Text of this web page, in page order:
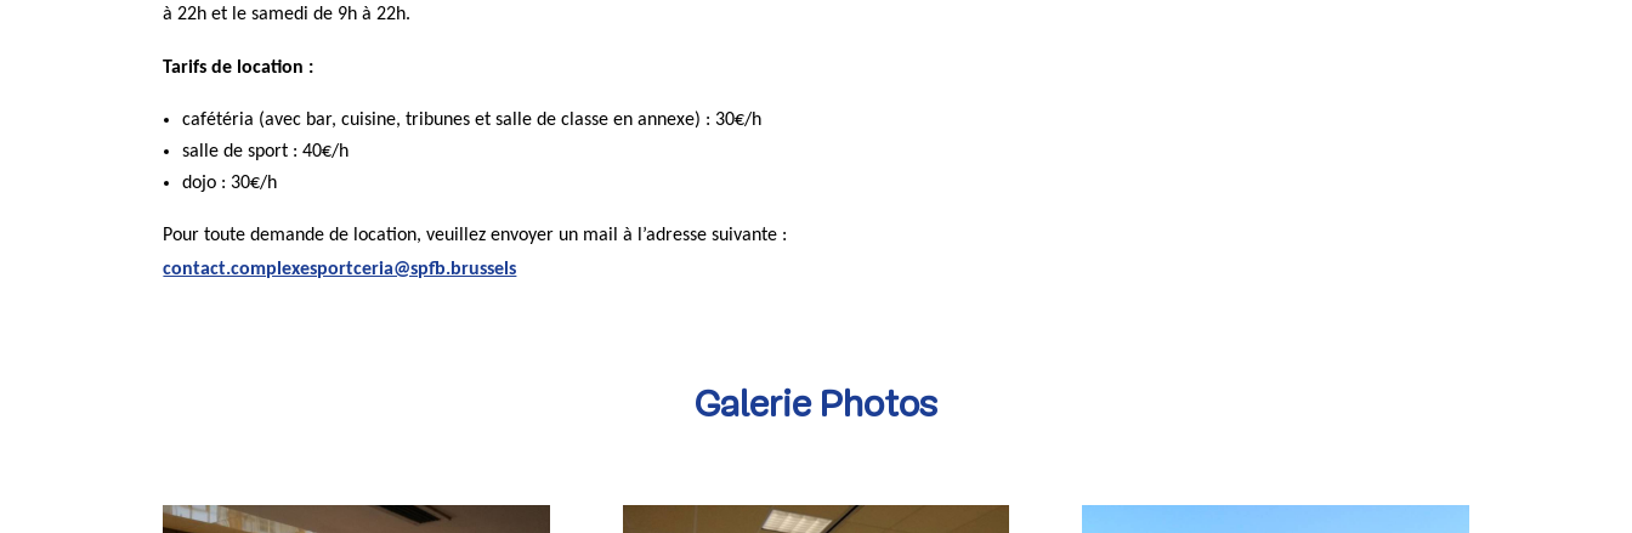
à 22h et le samedi de 9h à 22h.
Tarifs de location :
cafétéria (avec bar, cuisine, tribunes et salle de classe en annexe) : 30€/h
salle de sport : 40€/h
dojo : 30€/h
Pour toute demande de location, veuillez envoyer un mail à l’adresse suivante :
contact.complexesportceria@spfb.brussels
Galerie Photos